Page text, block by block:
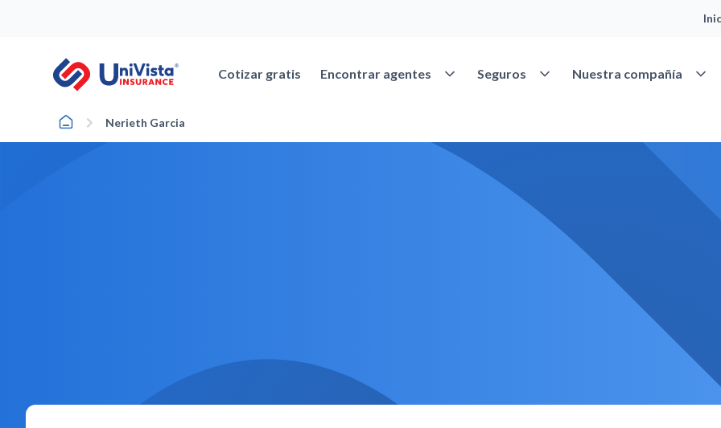
Cotizar gratis Encontrar agentes Abrir Encontrar agentes
Seguros Abrir SegurosNuestra compañía
Home Nerieth Garcia